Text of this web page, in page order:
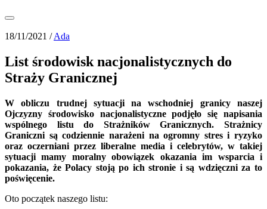
18/11/2021 /Ada
List środowisk nacjonalistycznych do
Straży Granicznej
W obliczu trudnej sytuacji na wschodniej granicy naszej
Ojczyzny środowisko nacjonalistyczne podjęło się napisania
wspólnego listu do Strażników Granicznych. Strażnicy
Graniczni są codziennie narażeni na ogromny stres i ryzyko
oraz oczerniani przez liberalne media i celebrytów, w takiej
sytuacji mamy moralny obowiązek okazania im wsparcia i
pokazania, że Polacy stoją po ich stronie i są wdzięczni za to
poświęcenie.
Oto początek naszego listu: